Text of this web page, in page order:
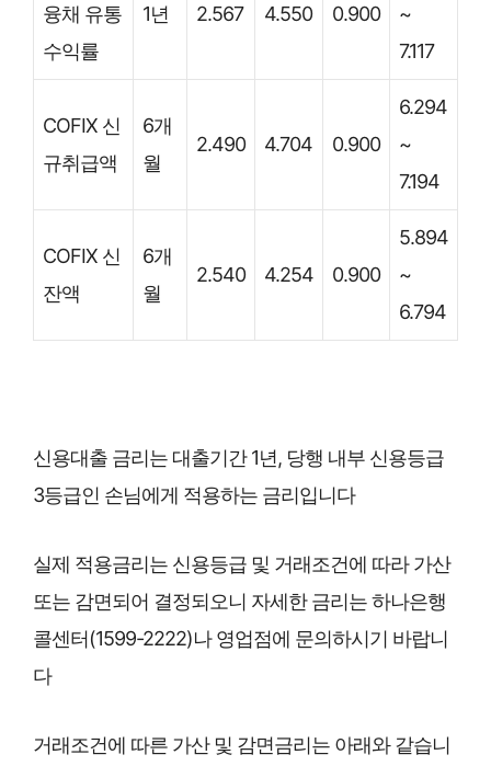
융채 유통
수익률
1년 2.567 4.550 0.900
~
7.117
COFIX 신
규취급액
6개
월
2.490 4.704 0.900
6.294
~
7.194
COFIX 신
잔액
6개
월
2.540 4.254 0.900
5.894
~
6.794
신용대출 금리는 대출기간 1년, 당행 내부 신용등급
3등급인 손님에게 적용하는 금리입니다
실제 적용금리는 신용등급 및 거래조건에 따라 가산
또는 감면되어 결정되오니 자세한 금리는 하나은행
콜센터(1599-2222)나 영업점에 문의하시기 바랍니
다
거래조건에 따른 가산 및 감면금리는 아래와 같습니